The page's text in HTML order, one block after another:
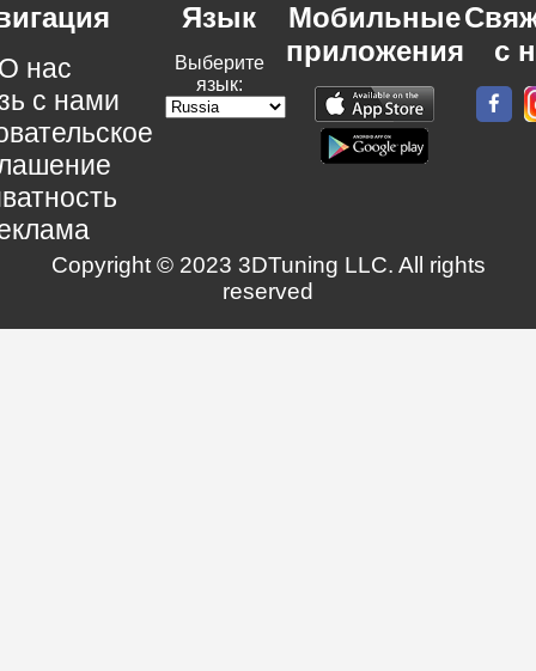
нас
с нами
Язык
Выберите
язык:
Мобильные
приложения
с
Copyright © 2023 3DTuning LLC. All rights
reserved